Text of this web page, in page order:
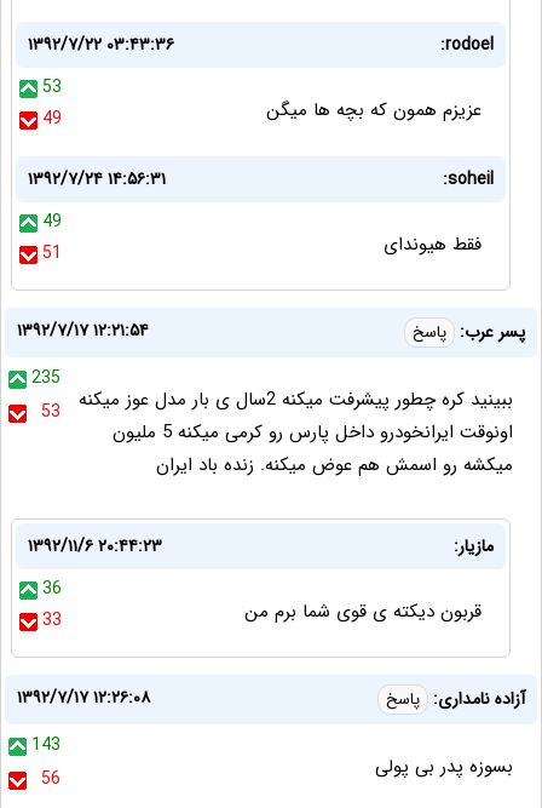
rodoel:
۱۳۹۲/۷/۲۲ ۰۳:۴۳:۳۶
53
49
عزیزم همون که بچه ها میگن
soheil:
۱۳۹۲/۷/۲۴ ۱۴:۵۶:۳۱
49
51
فقط هیوندای
پسر عرب: پاسخ
۱۳۹۲/۷/۱۷ ۱۲:۲۱:۵۴
235
53
ببینید کره چطور پیشرفت میکنه 2سال ی بار مدل عوز میکنه
اونوقت ایرانخودرو داخل پارس رو کرمی میکنه 5 ملیون
میکشه رو اسمش هم عوض میکنه. زنده باد ایران
مازیار:
۱۳۹۲/۱۱/۶ ۲۰:۴۴:۲۳
36
33
قربون دیکته ی قوی شما برم من
آزاده نامداری: پاسخ
۱۳۹۲/۷/۱۷ ۱۲:۲۶:۰۸
143
56
بسوزه پدر بی پولی